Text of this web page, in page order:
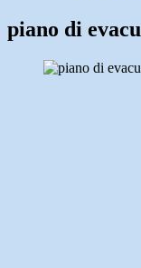
piano di